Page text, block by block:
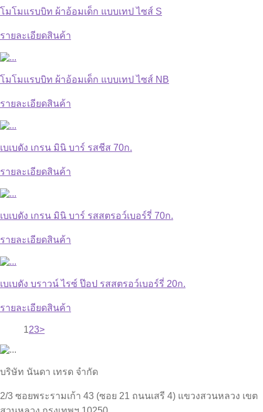
โมโมแรบบิท ผ้าอ้อมเด็ก แบบเทป ไซส์ S
รายละเอียดสินค้า
โมโมแรบบิท ผ้าอ้อมเด็ก แบบเทป ไซส์ NB
รายละเอียดสินค้า
เบเบดัง เกรน มินิ บาร์ รสชีส 70ก.
รายละเอียดสินค้า
เบเบดัง เกรน มินิ บาร์ รสสตรอว์เบอร์รี่ 70ก.
รายละเอียดสินค้า
เบเบดัง บราวน์ ไรซ์ ป๊อป รสสตรอว์เบอร์รี่ 20ก.
รายละเอียดสินค้า
123>
บริษัท นันดา เทรด จำกัด
2/3 ซอยพระรามเก้า 43 (ซอย 21 ถนนเสรี 4) แขวงสวนหลวง เขต